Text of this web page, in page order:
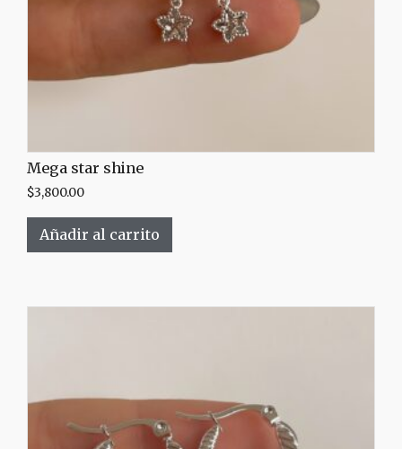
Mega star shine
$3,800.00
Añadir al carrito